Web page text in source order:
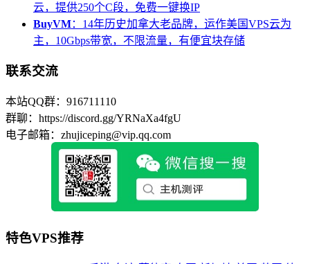
云，提供250个C段，免费一键换IP
BuyVM：14年历史加拿大老品牌，运作美国VPS云为
主，10Gbps带宽，不限流量，有便宜块存储
联系交流
本站QQ群：916711110
群聊：https://discord.gg/YRNaXa4fgU
电子邮箱：zhujiceping@vip.qq.com
特色VPS推荐